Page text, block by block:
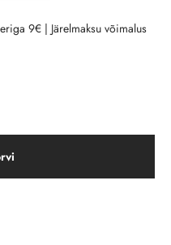
9€ | Järelmaksu võimalus